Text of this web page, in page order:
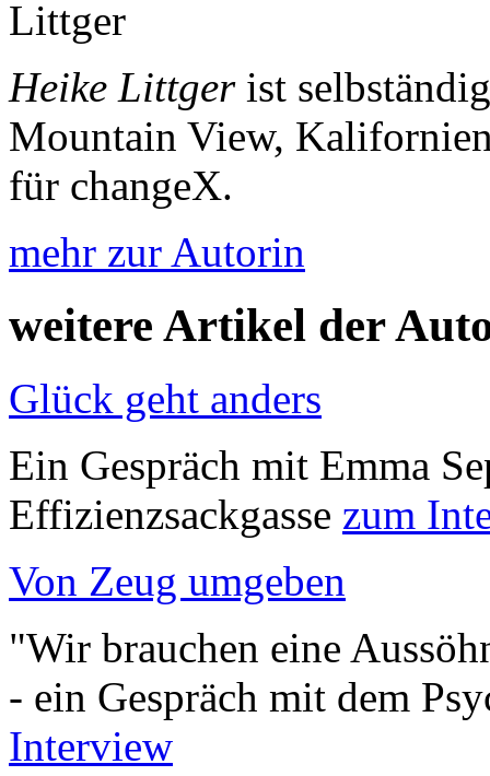
Heike Littgerist
Mountain View,
für changeX.
mehr zur Autorin
weitere Artikel der
Glück geht anders
Ein Gespräch mit Emma
Effizienzsackgasse zum
Von Zeug umgeben
"Wir brauchen eine
- ein Gespräch mit dem
Interview